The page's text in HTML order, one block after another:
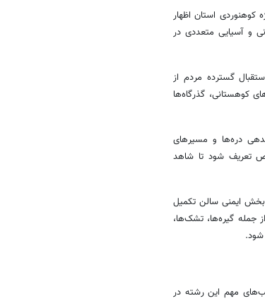
استان اظهار
و آسیایی متعددی در
گسترده مردم از
کوهستانی، گذرگاه‌ها
دره‌ها و مسیرهای
تعریف شود تا شاهد
ایمنی سالن تکمیل
جمله گیره‌ها، تشک‌ها،
شود.
مهم این رشته در